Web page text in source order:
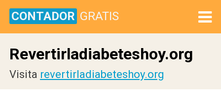
CONTADOR GRATIS
Revertirladiabeteshoy.org
Visita revertirladiabeteshoy.org